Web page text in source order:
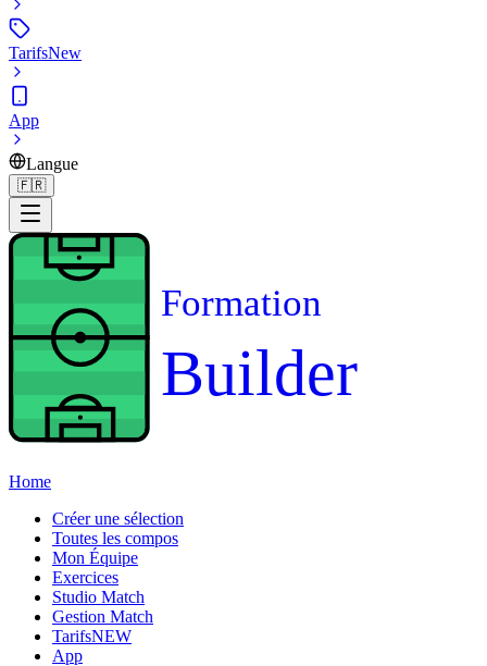
TarifsNew
App
Langue
🇫🇷
Formation
Builder
Home
Créer une sélection
Toutes les compos
Mon Équipe
Exercices
Studio Match
Gestion Match
TarifsNEW
App